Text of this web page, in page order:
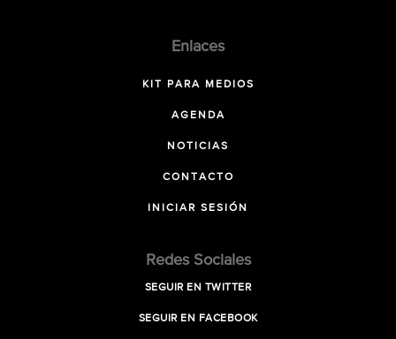
Enlaces
KIT PARA MEDIOS
AGENDA
NOTICIAS
CONTACTO
INICIAR SESIÓN
Redes Sociales
SEGUIR EN TWITTER
SEGUIR EN FACEBOOK